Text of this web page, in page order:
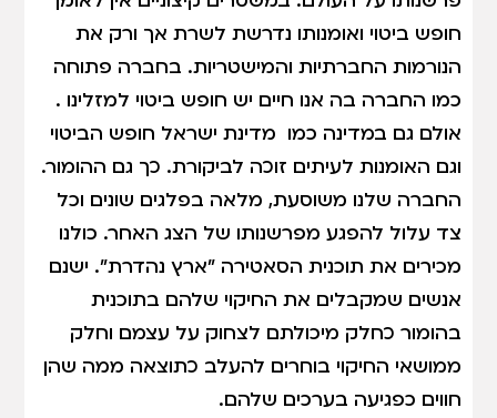
חופש ביטוי ואומנותו נדרשת לשרת אך ורק את
הנורמות החברתיות והמישטריות. בחברה פתוחה
כמו החברה בה אנו חיים יש חופש ביטוי למזלינו .
אולם גם במדינה כמו מדינת ישראל חופש הביטוי
וגם האומנות לעיתים זוכה לביקורת. כך גם ההומור.
החברה שלנו משוסעת, מלאה בפלגים שונים וכל
צד עלול להפגע מפרשנותו של הצג האחר. כולנו
מכירים את תוכנית הסאטירה "ארץ נהדרת". ישנם
אנשים שמקבלים את החיקוי שלהם בתוכנית
בהומור כחלק מיכולתם לצחוק על עצמם וחלק
ממושאי החיקוי בוחרים להעלב כתוצאה ממה שהן
חווים כפגיעה בערכים שלהם.